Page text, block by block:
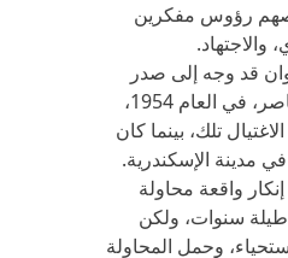
رؤوس مفكرين
والاجتهاد.
قد وجه إلى صدر
الرئيس جمال عبد الناصر، في العام 1954،
تلك، بينما كان
مدينة الإسكندرية.
واقعة محاولة
طيلة سنوات، ولكن
وحمل المحاولة